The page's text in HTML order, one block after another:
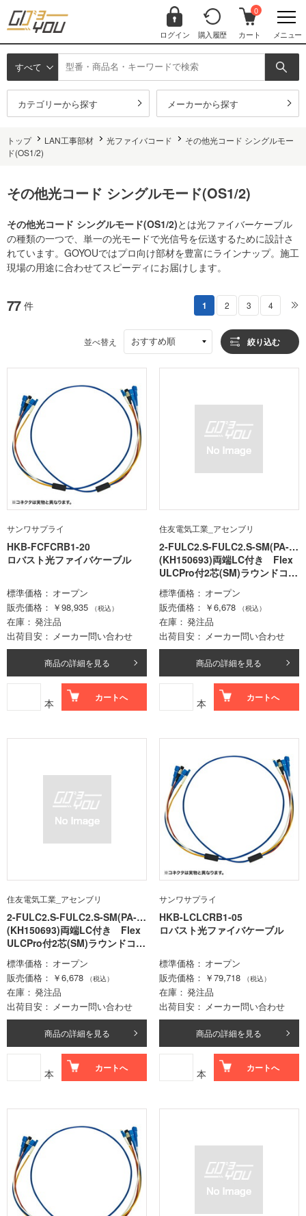
ログイン 購入履歴
0
カート メニュー
すべて
カテゴリーから探す メーカーから探す
トップ LAN工事部材 光ファイバコード
その他光コード シングルモー
ド(OS1/2)
その他光コード シングルモード(OS1/2)
その他光コード シングルモード(OS1/2)とは光ファイバーケーブル
の種類の一つで、単一の光モードで光信号を伝送するために設計さ
れています。GOYOUではプロ向け部材を豊富にラインナップ。施工
現場の用途に合わせてスピーディにお届けします。
77 件 1 2 3 4
並べ替え おすすめ順 絞り込む
サンワサプライ
HKB-FCFCRB1-20
ロバスト光ファイバケーブル
標準価格
オープン
販売価格
￥98,935 （税込）
在庫
発注品
出荷目安
メーカー問い合わせ
商品の詳細を見る
本 カートへ
住友電気工業_アセンブリ
2-FULC2.S-FULC2.S-SM(PA-A
2)-A(2M)
(KH150693)両端LC付き Flex
ULCPro付2芯(SM)ラウンドコー
ド 極性TypeA 2m
標準価格
オープン
販売価格
￥6,678 （税込）
在庫
発注品
出荷目安
メーカー問い合わせ
商品の詳細を見る
本 カートへ
住友電気工業_アセンブリ
2-FULC2.S-FULC2.S-SM(PA-A
2)-B(2M)
(KH150693)両端LC付き Flex
ULCPro付2芯(SM)ラウンドコー
ド 極性TypeB 2m
標準価格
オープン
販売価格
￥6,678 （税込）
在庫
発注品
出荷目安
メーカー問い合わせ
商品の詳細を見る
本 カートへ
サンワサプライ
HKB-LCLCRB1-05
ロバスト光ファイバケーブル
標準価格
オープン
販売価格
￥79,718 （税込）
在庫
発注品
出荷目安
メーカー問い合わせ
商品の詳細を見る
本 カートへ